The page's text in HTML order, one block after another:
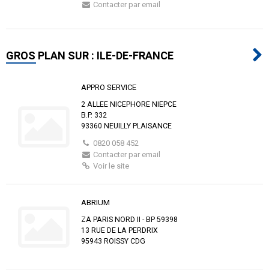
Contacter par email
GROS PLAN SUR : ILE-DE-FRANCE
APPRO SERVICE
2 ALLEE NICEPHORE NIEPCE
B.P. 332
93360 NEUILLY PLAISANCE
0820 058 452
Contacter par email
Voir le site
ABRIUM
ZA PARIS NORD II - BP 59398
13 RUE DE LA PERDRIX
95943 ROISSY CDG